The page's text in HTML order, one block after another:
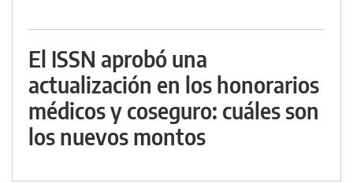
El ISSN aprobó una
actualización en los honorarios
médicos y coseguro: cuáles son
los nuevos montos